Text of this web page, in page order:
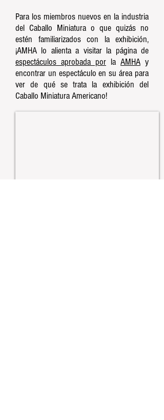
Para los miembros nuevos en la industria
del Caballo Miniatura o que quizás no
estén familiarizados con la exhibición,
¡AMHA lo alienta a visitar la página de
espectáculos aprobada por la AMHA y
encontrar un espectáculo en su área para
ver de qué se trata la exhibición del
Caballo Miniatura Americano!